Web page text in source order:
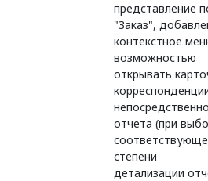
представление
"Заказ",
контекстное
возможностью
открывать
отчета (при
степени
детализации